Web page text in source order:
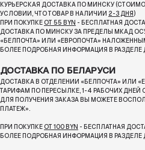
КУРЬЕРСКАЯ ДОСТАВКА ПО МИНСКУ
УСЛОВИИ, ЧТО ТОВАР В НАЛИЧИИ 2-3 ДНЯ )
ПРИ ПОКУПКЕ ОТ 55 BYN - БЕСПЛАТНАЯ
ДОСТАВКА ПО МИНСКУ ЗА ПРЕДЕЛЫ МКАД
«БЕЛПОЧТА» ИЛИ «ЕВРОПОЧТА»
БОЛЕЕ ПОДРОБНАЯ ИНФОРМАЦИЯ В РАЗДЕЛЕ
ДОСТАВКА ПО БЕЛАРУСИ
ДОСТАВКА В ОТДЕЛЕНИИ «БЕЛПОЧТА» ИЛИ
ТАРИФАМ ПО ПЕРЕСЫЛКЕ, 1-4 РАБОЧИХ ДНЕЙ
ДЛЯ ПОЛУЧЕНИЯ ЗАКАЗА ВЫ МОЖЕТЕ
ПЛАТЕЖ».
ПРИ ПОКУПКЕ ОТ 100 BYN - БЕСПЛАТНАЯ
БОЛЕЕ ПОДРОБНАЯ ИНФОРМАЦИЯ В РАЗДЕЛЕ